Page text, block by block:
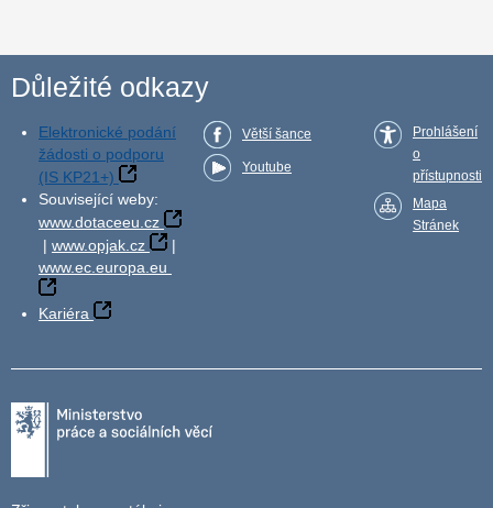
Důležité odkazy
Elektronické podání
žádosti o podporu
(IS KP21+)
Související weby:
www.dotaceeu.cz
| www.opjak.cz
|
www.ec.europa.eu
Kariéra
Větší šance
Youtube
Prohlášení
o
přístupnosti
Mapa
Stránek